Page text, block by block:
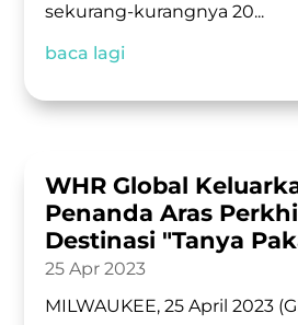
sekurang-kurangnya 20...
baca lagi
WHR Global
Penanda Aras
Destinasi "Tanya
25 Apr 2023
MILWAUKEE, 25 April 2023